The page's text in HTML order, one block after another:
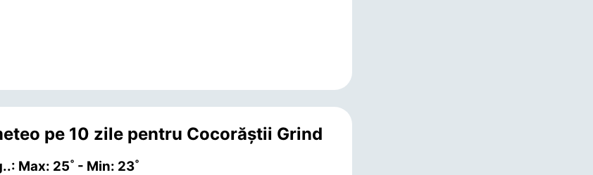
pe 10 zile pentru Cocorăştii Grind
.: Max: 25˚ - Min: 23˚